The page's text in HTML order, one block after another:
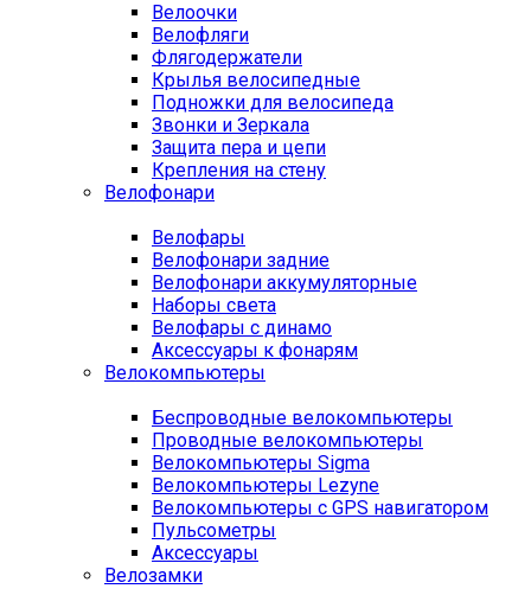
Велоочки
Велофляги
Флягодержатели
Крылья велосипедные
Подножки для велосипеда
Звонки и Зеркала
Защита пера и цепи
Крепления на стену
Велофонари
Велофары
Велофонари задние
Велофонари аккумуляторные
Наборы света
Велофары с динамо
Аксессуары к фонарям
Велокомпьютеры
Беспроводные велокомпьютеры
Проводные велокомпьютеры
Велокомпьютеры Sigma
Велокомпьютеры Lezyne
Велокомпьютеры с GPS навигатором
Пульсометры
Аксессуары
Велозамки